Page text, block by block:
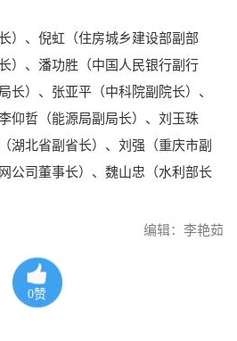
）、倪虹（住房城乡建设部副部
）、潘功胜（中国人民银行副行
长）、张亚平（中科院副院长）、
仰哲（能源局副局长）、刘玉珠
湖北省副省长）、刘强（重庆市副
公司董事长）、魏山忠（水利部长
编辑：李艳茹
0赞